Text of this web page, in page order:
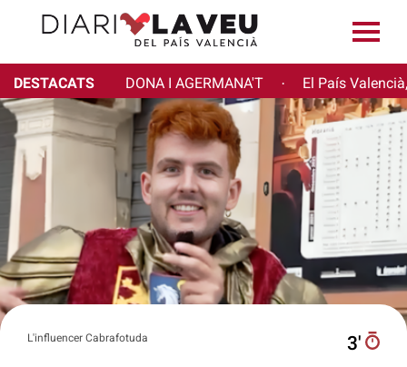
DESTACATS DONA I AGERMANA'T · El País
L'influencer Cabrafotuda 3′